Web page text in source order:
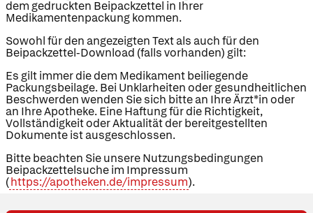
dem gedruckten Beipackzettel in Ihrer
Medikamentenpackung kommen.
Sowohl für den angezeigten Text als auch für den
Beipackzettel-Download (falls vorhanden) gilt:
Es gilt immer die dem Medikament beiliegende
Packungsbeilage. Bei Unklarheiten oder gesundheitlichen
Beschwerden wenden Sie sich bitte an Ihre Ärzt*in oder
an Ihre Apotheke. Eine Haftung für die Richtigkeit,
Vollständigkeit oder Aktualität der bereitgestellten
Dokumente ist ausgeschlossen.
Bitte beachten Sie unsere Nutzungsbedingungen
Beipackzettelsuche im Impressum
(https://apotheken.de/impressum).